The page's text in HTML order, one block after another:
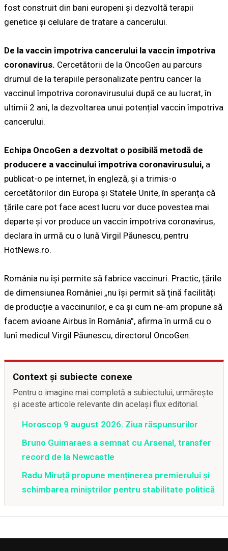
fost construit din bani europeni și dezvoltă terapii
genetice și celulare de tratare a cancerului.
De la vaccin împotriva cancerului la vaccin împotriva
coronavirus. Cercetătorii de la OncoGen au parcurs
drumul de la terapiile personalizate pentru cancer la
vaccinul împotriva coronavirusului după ce au lucrat, în
ultimii 2 ani, la dezvoltarea unui potențial vaccin împotriva
cancerului.
Echipa OncoGen a dezvoltat o posibilă metodă de
producere a vaccinului împotriva coronavirusului, a
publicat-o pe internet, în engleză, și a trimis-o
cercetătorilor din Europa și Statele Unite, în speranța că
țările care pot face acest lucru vor duce povestea mai
departe și vor produce un vaccin împotriva coronavirus,
declara în urmă cu o lună Virgil Păunescu, pentru
HotNews.ro.
România nu își permite să fabrice vaccinuri. Practic, țările
de dimensiunea României „nu își permit să țină facilități
de producție a vaccinurilor, e ca și cum ne-am propune să
facem avioane Airbus în România”, afirma în urmă cu o
lunî medicul Virgil Păunescu, directorul OncoGen.
Context și subiecte conexe
Pentru o imagine mai completă a subiectului, urmărește
și aceste articole relevante din același flux editorial.
Horoscop 9 august 2026. Ziua răspunsurilor
Bruno Guimaraes a semnat cu Arsenal, transfer
record de la Newcastle
Radu Miruță propune menținerea premierului și
schimbarea miniștrilor pentru stabilitate politică